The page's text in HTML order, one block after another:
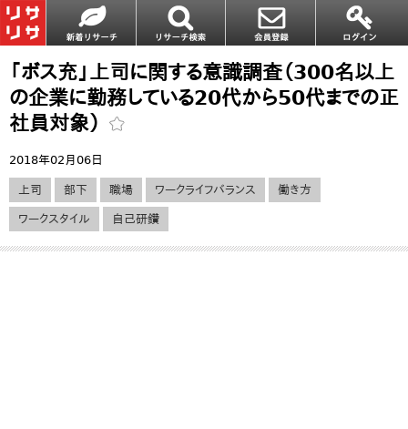
「ボス充」上司に関する意識調査（300名以上
の企業に勤務している20代から50代までの正
社員対象）
2018年02月06日
上司 部下 職場 ワークライフバランス 働き方
ワークスタイル 自己研鑽